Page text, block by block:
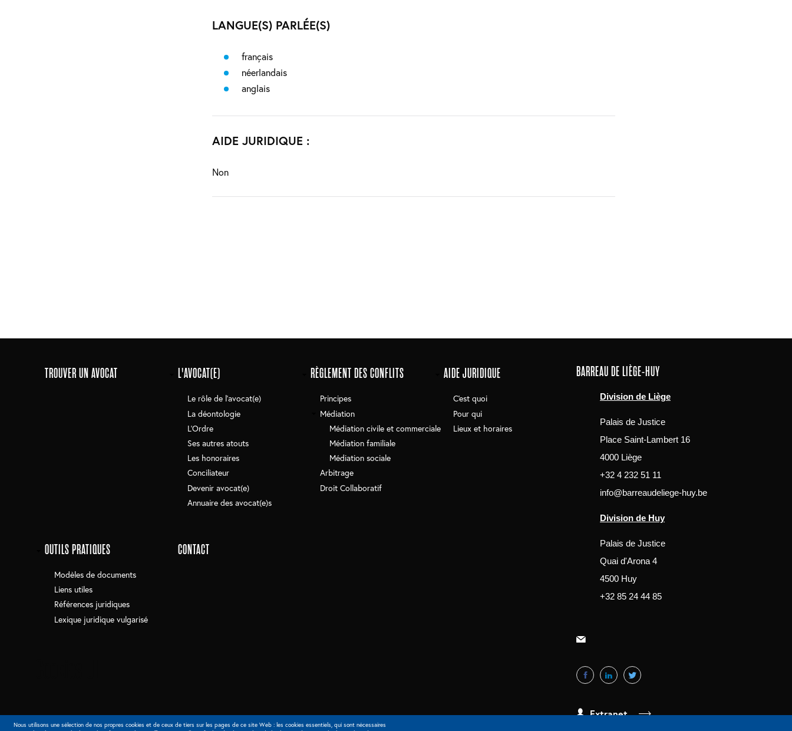
LANGUE(S) PARLÉE(S)
français
néerlandais
anglais
AIDE JURIDIQUE :
Non
Main
TROUVER UN AVOCAT L'AVOCAT(E)
Le rôle de l'avocat(e)
La déontologie
L'Ordre
Ses autres atouts
Les honoraires
Conciliateur
Devenir avocat(e)
Annuaire des avocat(e)s
RÈGLEMENT DES CONFLITS
Principes
Médiation
Médiation civile et commerciale
Médiation familiale
Médiation sociale
Arbitrage
Droit Collaboratif
AIDE JURIDIQUE
C'est quoi
Pour qui
Lieux et horaires
OUTILS PRATIQUES
Modèles de documents
Liens utiles
Références juridiques
Lexique juridique vulgarisé
CONTACT
Nous utilisons une sélection de nos propres cookies et de ceux de tiers sur les pages de ce site Web : les cookies essentiels, qui sont nécessaires
BARREAU DE LIÈGE-HUY
Division de Liège
Palais de Justice
Place Saint-Lambert 16
4000 Liège
+32 4 232 51 11
info@barreaudeliege-huy.be
Division de Huy
Palais de Justice
Quai d'Arona 4
4500 Huy
+32 85 24 44 85
Extranet